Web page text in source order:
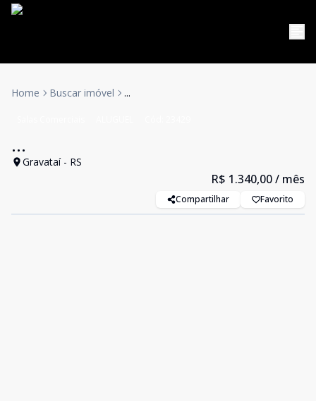
Home Buscar imóvel ...
...
Gravataí - RS
R$ 1.340,00/ mês
Compartilhar Favorito